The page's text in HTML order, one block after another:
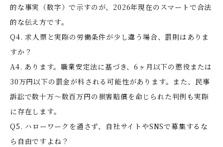
的な事実（数字）で示すのが、2026年現在のスマートで合法
的な伝え方です。
Q4. 求人票と実際の労働条件が少し違う場合、罰則はありま
すか？
A4. あります。職業安定法に基づき、6ヶ月以下の懲役または
30万円以下の罰金が科される可能性があります。また、民事
訴訟で数十万〜数百万円の損害賠償を命じられた判例も実際
に存在します。
Q5. ハローワークを通さず、自社サイトやSNSで募集するな
ら自由ですよね？